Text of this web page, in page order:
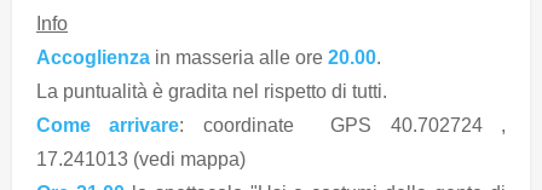
Info
Accoglienza in masseria alle ore 20.00.
La puntualità è gradita nel rispetto di tutti.
Come arrivare: coordinate GPS 40.702724 ,
17.241013 (vedi mappa)